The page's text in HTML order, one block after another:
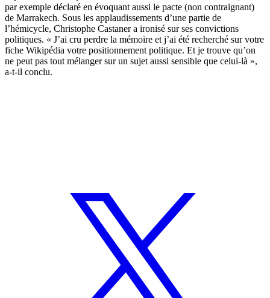
par exemple déclaré en évoquant aussi le pacte (non contraignant)
de Marrakech. Sous les applaudissements d’une partie de
l’hémicycle, Christophe Castaner a ironisé sur ses convictions
politiques. « J’ai cru perdre la mémoire et j’ai été recherché sur votre
fiche Wikipédia votre positionnement politique. Et je trouve qu’on
ne peut pas tout mélanger sur un sujet aussi sensible que celui-là »,
a-t-il conclu.